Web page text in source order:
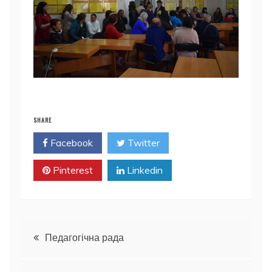
SHARE
Facebook Twitter
Pinterest Linkedin
Навігація
Педагогічна рада